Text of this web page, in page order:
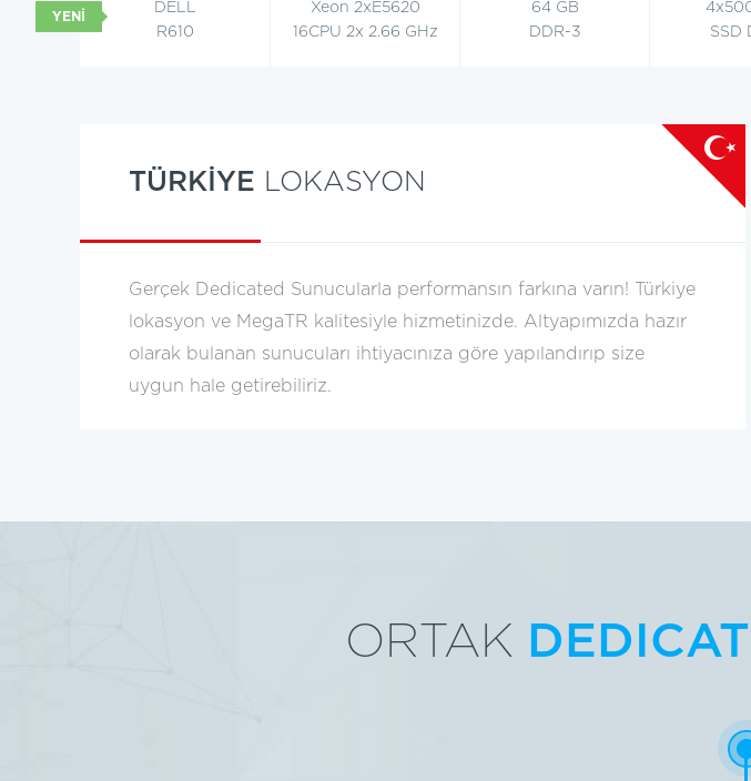
DELL
R610
Xeon 2xE5620
16CPU 2x 2.66 GHz
64 GB
DDR-3
SSD
TÜRKİYE LOKASYON
Gerçek Dedicated Sunucularla performansın farkına varın! Türkiye
lokasyon ve MegaTR kalitesiyle hizmetinizde. Altyapımızda hazır
olarak bulanan sunucuları ihtiyacınıza göre yapılandırıp size
uygun hale getirebiliriz.
ORTAK